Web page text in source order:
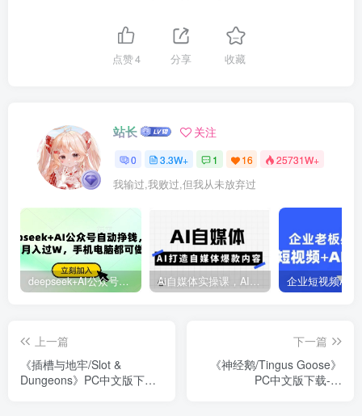
点赞4 分享 收藏
站长 关注
0 3.3W+ 1 16 25731W+
我输过,我败过,但我从未放弃过
deepseek+AI公众号自动挣钱，轻松月入过W，手机电脑都可做 Ai自媒体实操课，AI打造自媒体爆款内容
上一篇
《插槽与地牢/Slot &
Dungeons》PC中文版下载-
下一篇
《神经鹅/Tingus Goose》
PC中文版下载-含